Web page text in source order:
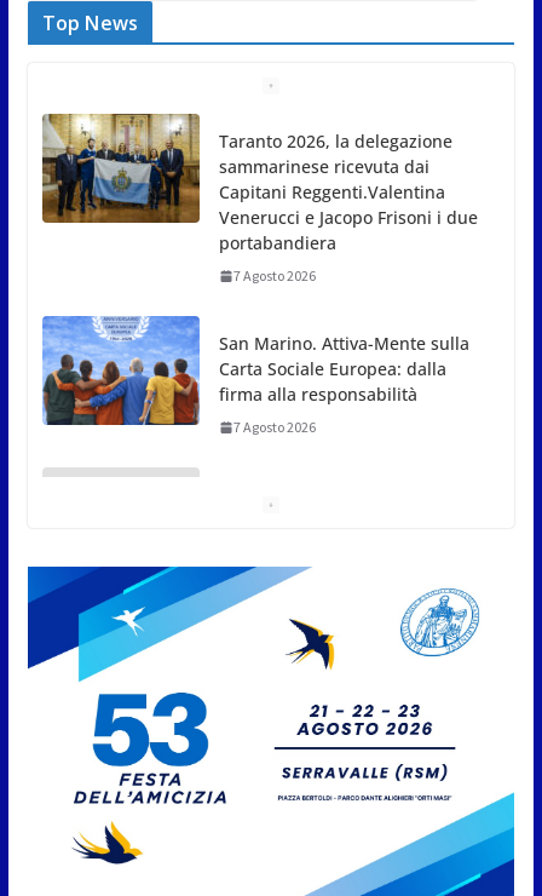
Top News
Taranto 2026, la delegazione
sammarinese ricevuta dai
Capitani Reggenti.Valentina
Venerucci e Jacopo Frisoni i due
portabandiera
7 Agosto 2026
San Marino. Attiva-Mente sulla
Carta Sociale Europea: dalla
firma alla responsabilità
7 Agosto 2026
7 Agosto 2026
San Marino. Il Governo accelera
sul contratto della PA: pronta la
7 Agosto 2026
San Marino. A settant’anni dal
rogo di Marcinelle: la memoria
delle vittime e la lezione della
storia per la tutela del lavoro